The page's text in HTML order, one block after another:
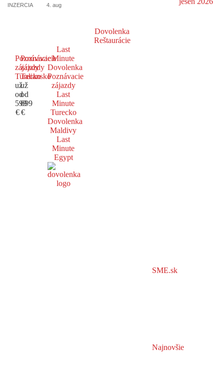
INZERCIA 4. aug
Dovolenka
Reštaurácie
Poznávacie
zájazdy
Turecko
už
od
599
€
Poznávacie
zájazdy
Taliansko
už
od
699
€
Last
Minute
Dovolenka
Poznávacie
zájazdy
Last
Minute
Turecko
Dovolenka
Maldivy
Last
Minute
Egypt
SME.sk
Najnovšie